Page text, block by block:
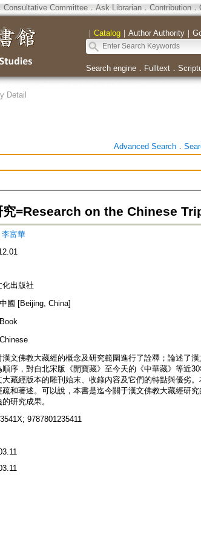
． Consultative Committee． Ask Librarian． Contribution．
｜ Catalog｜ Author Authority｜
Search engine． Fulltext．
Detail
Advanced Search．
究=Research on the Chinese
李富華
化出版社
國 [Beijing, China]
漢文佛教大藏經的概念及研究範圍進行了詮釋；論述了
順序，對自北宋版《開寶藏》至今天的《中華藏》等近
大藏經版本的雕刊始末、收錄內容及它們的特點與優劣
疏和著述。可以說，本書是迄今關于漢文佛教大藏經研
研究成果。
9787801235411